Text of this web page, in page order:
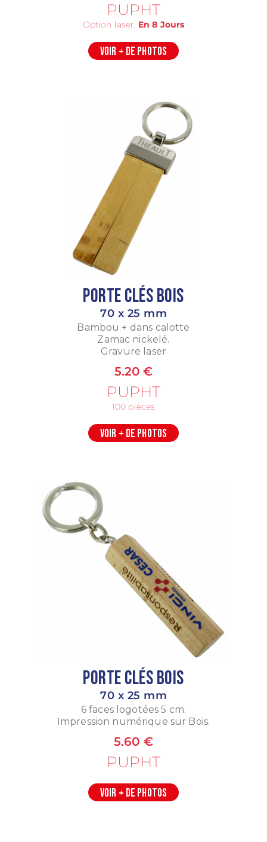
PUPHT
Option laser. En 8 Jours
VOIR + DE PHOTOS
Porte Clés Bois
70 x 25 mm
Bambou + dans calotte
Zamac nickelé.
Gravure laser
5.20 €
PUPHT
100 pièces
VOIR + DE PHOTOS
Porte Clés Bois
70 x 25 mm
6 faces logotées 5 cm.
Impression numérique sur Bois.
5.60 €
PUPHT
VOIR + DE PHOTOS